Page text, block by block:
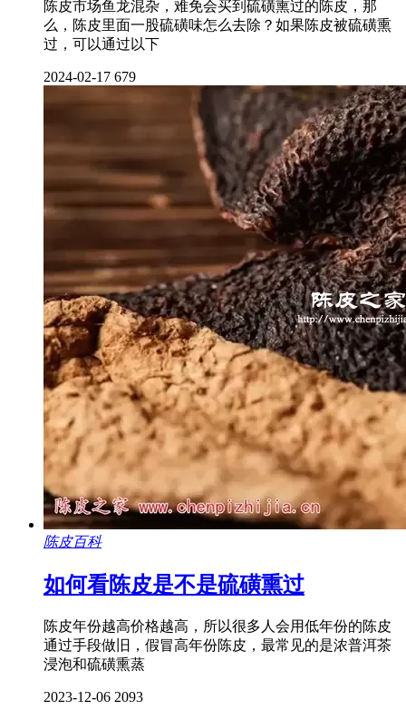
陈皮市场鱼龙混杂，难免会买到硫磺熏过的陈皮，那
么，陈皮里面一股硫磺味怎么去除？如果陈皮被硫磺熏
过，可以通过以下
2024-02-17 679
陈皮百科
如何看陈皮是不是硫磺熏过
陈皮年份越高价格越高，所以很多人会用低年份的陈皮
通过手段做旧，假冒高年份陈皮，最常见的是浓普洱茶
浸泡和硫磺熏蒸
2023-12-06 2093